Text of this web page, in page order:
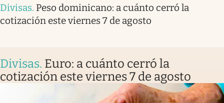
Divisas. Peso dominicano: a cuánto cerró la
cotización este viernes 7 de agosto
Divisas. Euro: a cuánto cerró la
cotización este viernes 7 de agosto